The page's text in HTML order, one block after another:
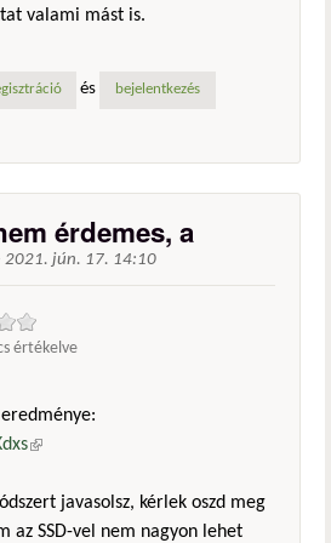
valami mást is.
és bejelentkezés
érdemes, a
2021. jún. 17. 14:10
értékelve
(külső hivatkozás)
javasolsz, kérlek oszd meg
az SSD-vel nem nagyon lehet